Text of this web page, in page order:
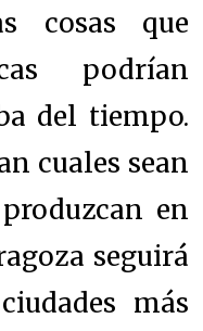
cosas que
podrían
del tiempo.
cuales sean
en
seguirá
más